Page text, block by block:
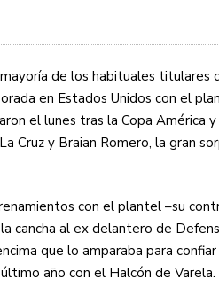
de los habituales
en Estados Unidos con el
el lunes tras la Copa América
Cruz y Braian Romero, la gran
con el plantel –su
cancha al ex delantero de
que lo amparaba para
año con el Halcón de